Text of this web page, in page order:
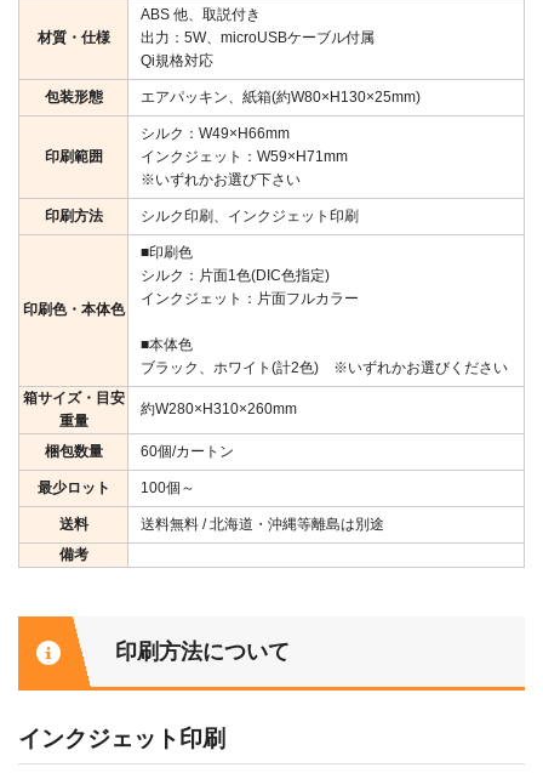
材質・仕様
ABS 他、取説付き
出力：5W、microUSBケーブル付属
Qi規格対応
包装形態 エアパッキン、紙箱(約W80×H130×25mm)
印刷範囲
シルク：W49×H66mm
インクジェット：W59×H71mm
※いずれかお選び下さい
印刷方法 シルク印刷、インクジェット印刷
印刷色・本体色
■印刷色
シルク：片面1色(DIC色指定)
インクジェット：片面フルカラー
■本体色
ブラック、ホワイト(計2色) ※いずれかお選びください
箱サイズ・目安
重量
約W280×H310×260mm
梱包数量 60個/カートン
最少ロット 100個～
送料
送料無料 / 北海道・沖縄等離島は別途
備考
印刷方法について
インクジェット印刷